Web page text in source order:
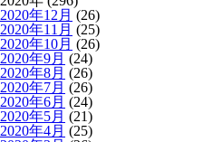
2020年12月 (26)
2020年11月 (25)
2020年10月 (26)
2020年9月 (24)
2020年8月 (26)
2020年7月 (26)
2020年6月 (24)
2020年5月 (21)
2020年4月 (25)